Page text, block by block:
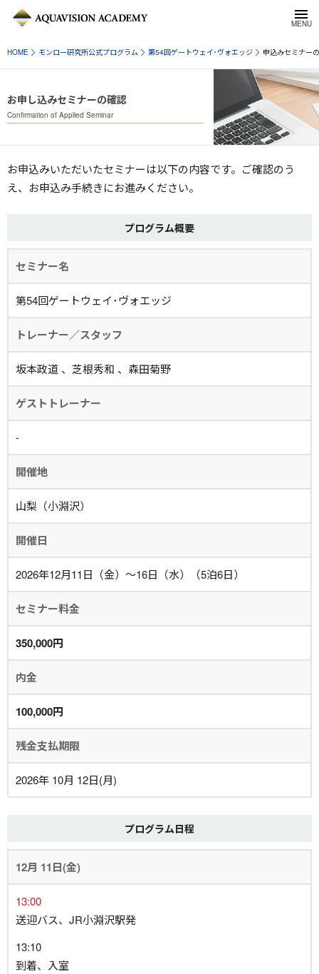
HOME モンロー研究所公式プログラム 第54回ゲートウェイ･ヴォエッジ 申込みセミナー
お申し込みセミナーの確認
Confirmation of Applied Seminar
お申込みいただいたセミナーは以下の内容です。ご確認のう
え、お申込み手続きにお進みください。
プログラム概要
セミナー名
第54回ゲートウェイ･ヴォエッジ
トレーナー／スタッフ
坂本政道 、芝根秀和 、森田菊野
ゲストトレーナー
-
開催地
山梨（小淵沢）
開催日
2026年12月11日（金）～16日（水）（5泊6日）
セミナー料金
350,000円
内金
100,000円
残金支払期限
2026年 10月 12日(月)
プログラム日程
12月 11日(金)
13:00
送迎バス、JR小淵沢駅発
13:10
到着、入室